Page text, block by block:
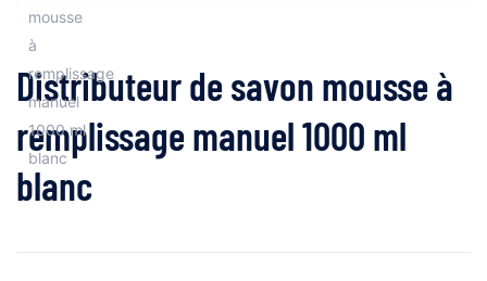
Distributeur de savon mousse à
remplissage manuel 1000 ml
blanc